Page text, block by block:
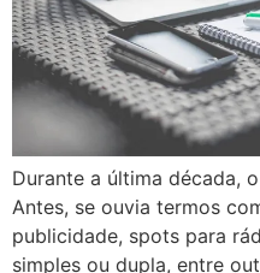
Durante a última década,
Antes, se ouvia termos
publicidade, spots para
simples ou dupla, entre